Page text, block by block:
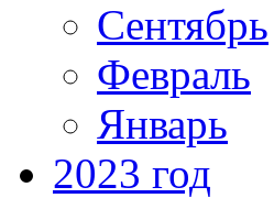
Сентябрь
Февраль
Январь
2023 год